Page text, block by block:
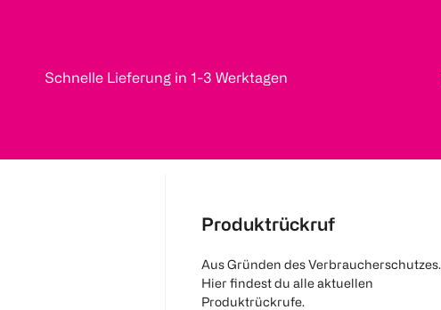
Schnelle Lieferung in 1-3 Werktagen
Produktrückruf
Aus Gründen des Verbraucherschutzes.
Hier findest du alle aktuellen
Produktrückrufe.